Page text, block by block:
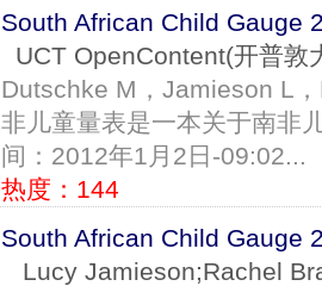
South African Child Gauge
UCT OpenContent(开普敦
Dutschke M，Jamieson L
非儿童量表是一本关于南非
间：2012年1月2日-09:02...
热度：144
South African Child Gauge
Lucy Jamieson;Rachel